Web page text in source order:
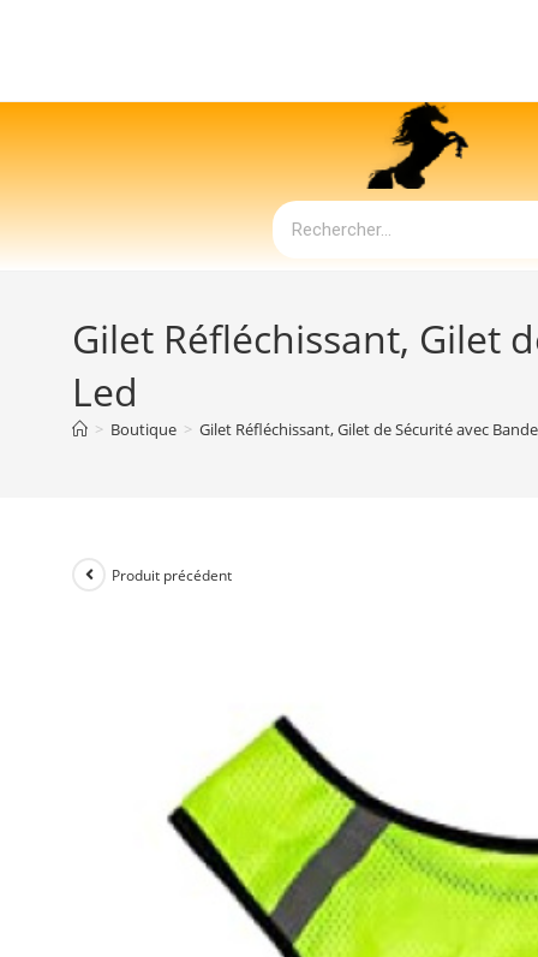
Gilet Réfléchissant, Gilet
Led
> Boutique > Gilet Réfléchissant, Gilet de Sécurité avec
Produit précédent